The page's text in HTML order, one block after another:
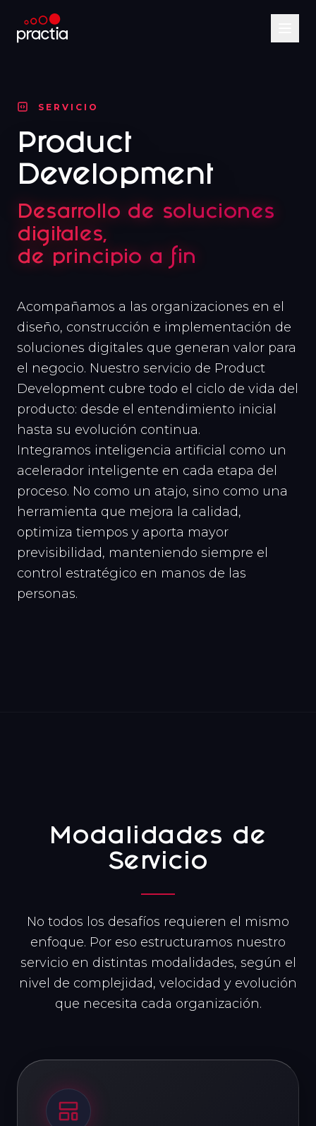
SERVICIO
Product
Development
Desarrollo de soluciones
digitales,
de principio a fin
Acompañamos a las organizaciones en el
diseño, construcción e implementación de
soluciones digitales que generan valor para
el negocio. Nuestro servicio de Product
Development cubre todo el ciclo de vida del
producto: desde el entendimiento inicial
hasta su evolución continua.
Integramos inteligencia artificial como un
acelerador inteligente en cada etapa del
proceso. No como un atajo, sino como una
herramienta que mejora la calidad,
optimiza tiempos y aporta mayor
previsibilidad, manteniendo siempre el
control estratégico en manos de las
personas.
Modalidades de
Servicio
No todos los desafíos requieren el mismo
enfoque. Por eso estructuramos nuestro
servicio en distintas modalidades, según el
nivel de complejidad, velocidad y evolución
que necesita cada organización.